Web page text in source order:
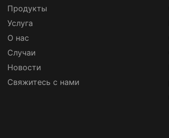
Продукты
Услуга
О нас
Случаи
Новости
Свяжитесь с нами